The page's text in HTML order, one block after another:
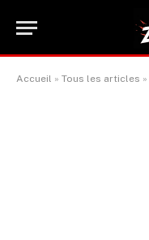
Accueil » Tous les articles »